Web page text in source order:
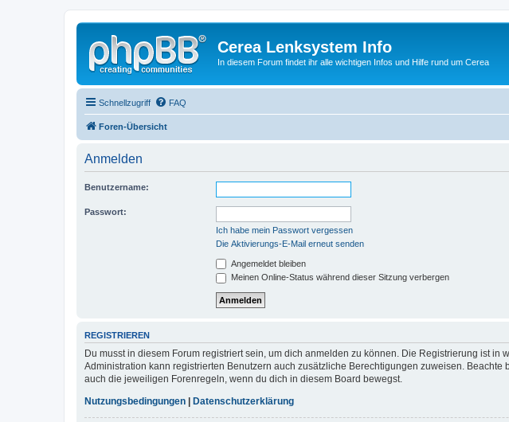
Cerea Lenksystem Info
In diesem Forum findet ihr alle wichtigen Infos und Hilfe rund um Cerea
Schnellzugriff FAQ
Foren-Übersicht
Anmelden
Benutzername:
Passwort:
Ich habe mein Passwort vergessen
Die Aktivierungs-E-Mail erneut senden
Angemeldet bleiben
Meinen Online-Status während dieser Sitzung verbergen
REGISTRIEREN
Du musst in diesem Forum registriert sein, um dich anmelden zu können. Die Registrierung ist
Administration kann registrierten Benutzern auch zusätzliche Berechtigungen zuweisen.
auch die jeweiligen Forenregeln, wenn du dich in diesem Board bewegst.
Nutzungsbedingungen
Datenschutzerklärung